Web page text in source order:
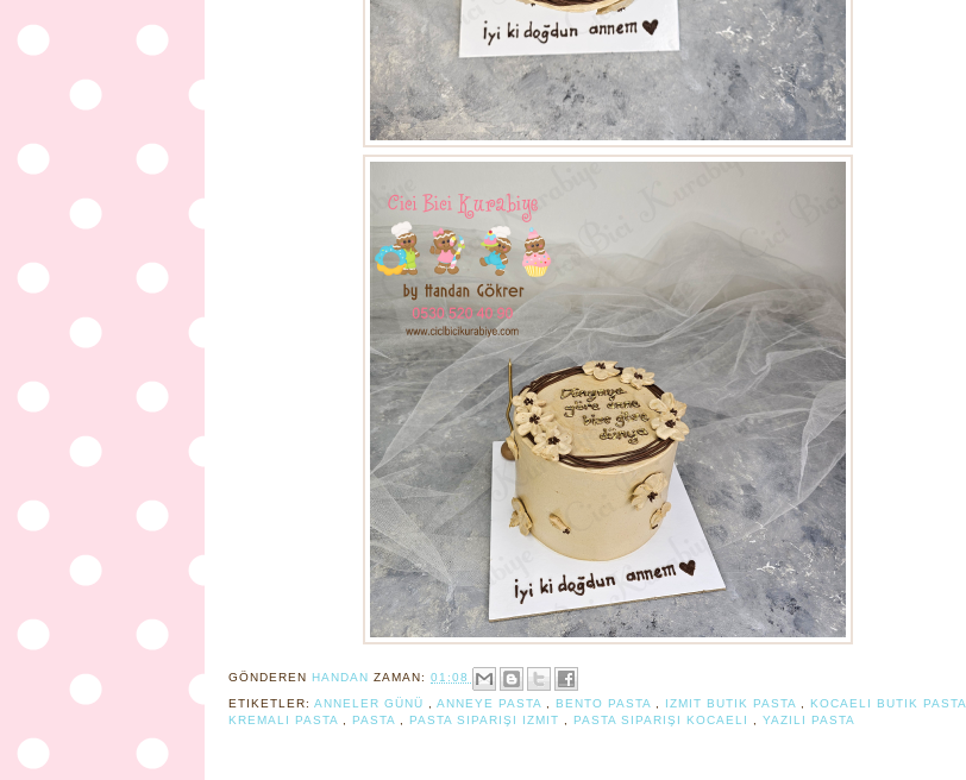
GÖNDEREN HANDAN ZAMAN: 01:08
ETIKETLER: ANNELER GÜNÜ ANNEYE PASTA BENTO PASTA IZMIT BUTIK PASTA KOCAELI BUTIK PASTA
KREMALI PASTA
PASTA PASTA SIPARIŞI IZMIT PASTA SIPARIŞI KOCAELI YAZILI PASTA